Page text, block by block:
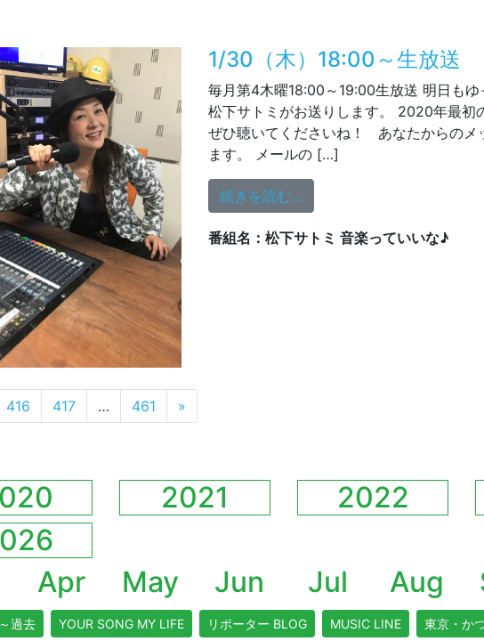
1/30（木）18:00～生放送
毎月第4木曜18:00～19:00生放送 明日も
松下サトミがお送りします。 2020年最
ぜひ聴いてくださいね！ あなたからのメ
ます。 メールの […]
続きを読む…
番組名：松下サトミ 音楽っていいな♪
416 417 … 461 »
2021 2022
Apr May Jun Jul Aug
過去 YOUR SONG MY LIFE リポーター BLOG MUSIC LINE 東京・か